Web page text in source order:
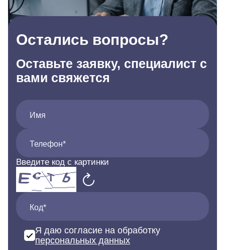
Остались вопросы?
Оставьте заявку, специалист с
вами свяжется
Имя
Телефон*
Введите код с картинки
Код*
Я даю согласие на обработку
персональных данных